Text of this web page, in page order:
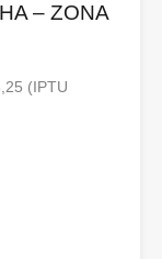
– ZONA
(IPTU